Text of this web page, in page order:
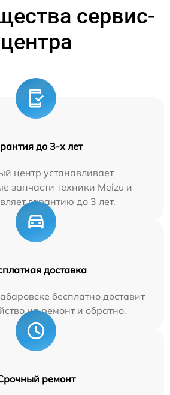
сервис-
центра
до 3-х лет
центр устанавливает
запчасти техники Meizu и
гарантию до 3 лет.
доставка
бесплатно доставит
на ремонт и обратно.
ремонт